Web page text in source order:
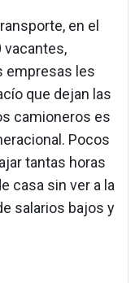
en el
vacantes,
empresas les
que dejan las
camioneros es
Pocos
tantas horas
casa sin ver a la
salarios bajos y